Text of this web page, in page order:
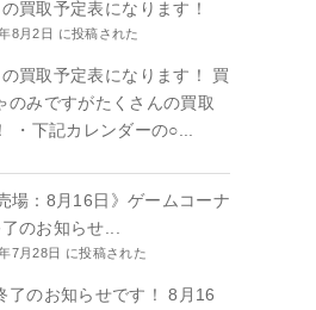
の買取予定表になります！
8月2日 に投稿された
の買取予定表になります！ 買
のみですがたくさんの買取
・下記カレンダーの○...
場：8月16日》ゲームコーナ
のお知らせ...
7月28日 に投稿された
了のお知らせです！ 8月16